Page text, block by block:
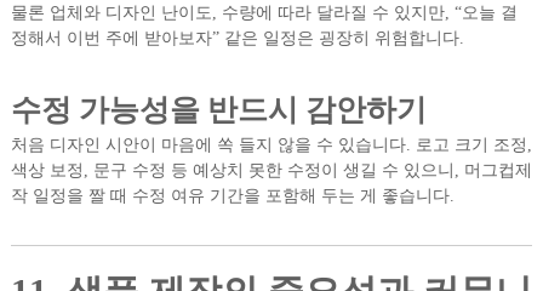
물론 업체와 디자인 난이도, 수량에 따라 달라질 수 있지만, “오늘 결
정해서 이번 주에 받아보자” 같은 일정은 굉장히 위험합니다.
수정 가능성을 반드시 감안하기
처음 디자인 시안이 마음에 쏙 들지 않을 수 있습니다. 로고 크기 조정,
색상 보정, 문구 수정 등 예상치 못한 수정이 생길 수 있으니, 머그컵제
작 일정을 짤 때 수정 여유 기간을 포함해 두는 게 좋습니다.